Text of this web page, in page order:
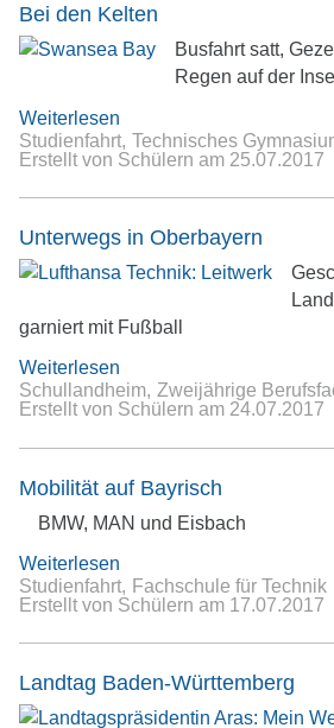
Bei den Kelten
Busfahrt satt,
Regen auf der Insel
Weiterlesen
Studienfahrt Technisches
Erstellt von Schülern am 25.07.2017
Unterwegs in Oberbayern
garniert mit Fußball
Weiterlesen
Schullandheim Zweijährige
Erstellt von Schülern am 24.07.2017
Mobilität auf Bayrisch
BMW, MAN und Eisbach
Weiterlesen
Studienfahrt
Fachschule für Technik
Erstellt von Schülern am 17.07.2017
Landtag Baden-Württemberg